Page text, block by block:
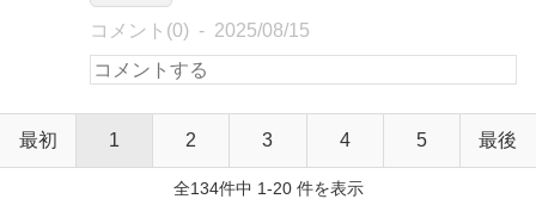
コメント(0) 2025/08/15
最初 1 2 3 4 5 最後
全134件中 1-20 件を表示